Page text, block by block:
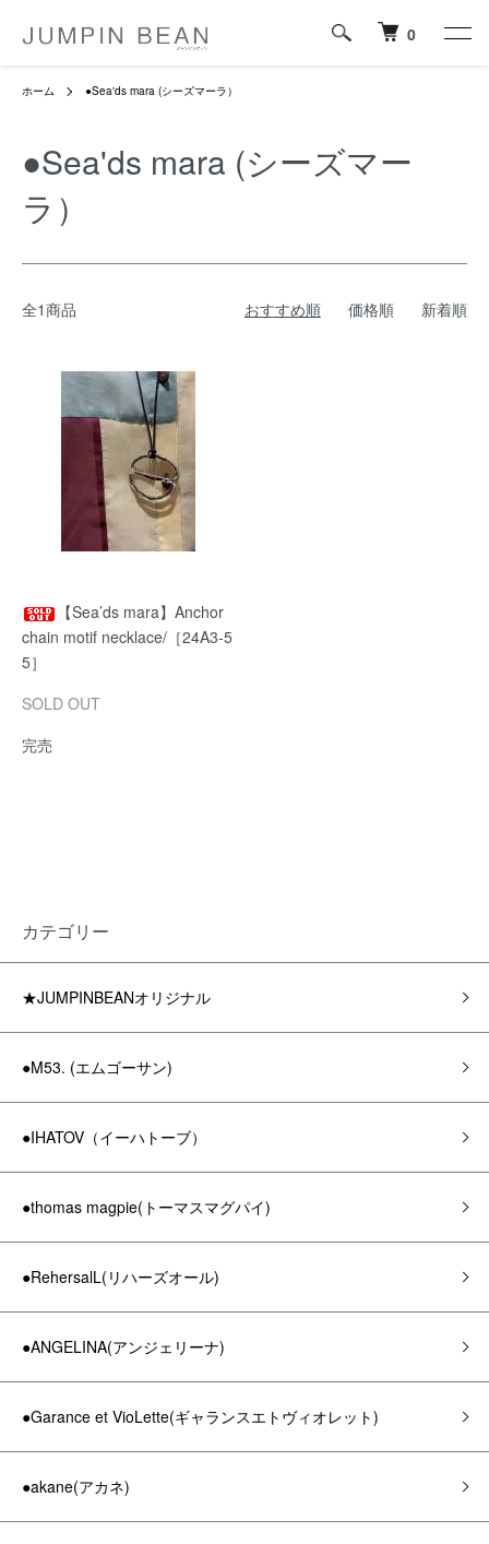
0
ホーム ●Sea'ds mara (シーズマーラ）
●Sea'ds mara (シーズマー
ラ）
全1商品 おすすめ順 価格順 新着順
【Sea’ds mara】Anchor
chain motif necklace/［24A3-5
5］
SOLD OUT
完売
カテゴリー
★JUMPINBEANオリジナル
●M53. (エムゴーサン)
●IHATOV（イーハトーブ）
●thomas magpie(トーマスマグパイ)
●RehersalL(リハーズオール)
●ANGELINA(アンジェリーナ)
●Garance et VioLette(ギャランスエトヴィオレット)
●akane(アカネ)